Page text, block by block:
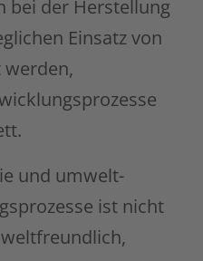
bei der Herstellung
Einsatz von
werden,
und umwelt­
ist nicht